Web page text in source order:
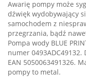
Awarię pompy może
dźwięk wydobywający
samochodem z
przegrzania, bądź
Pompa wody BLUE
numer
EAN 5050063491326.
pompy to metal.